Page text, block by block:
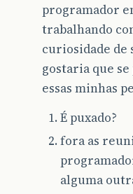
programador
trabalhando
curiosidade de
gostaria que
essas minhas
É puxado?
fora as
alguma